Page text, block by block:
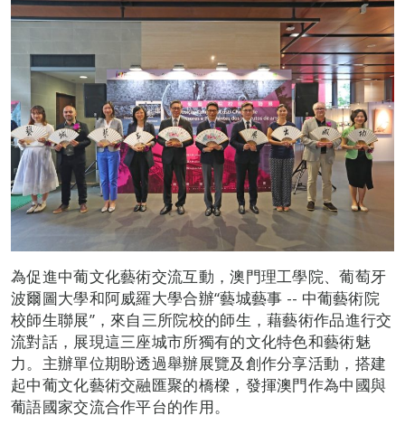
為促進中葡文化藝術交流互動，澳門理工學院、葡萄牙
波爾圖大學和阿威羅大學合辦“藝城藝事 -- 中葡藝術院
校師生聯展”，來自三所院校的師生，藉藝術作品進行交
流對話，展現這三座城市所獨有的文化特色和藝術魅
力。主辦單位期盼透過舉辦展覽及創作分享活動，搭建
起中葡文化藝術交融匯聚的橋樑，發揮澳門作為中國與
葡語國家交流合作平台的作用。